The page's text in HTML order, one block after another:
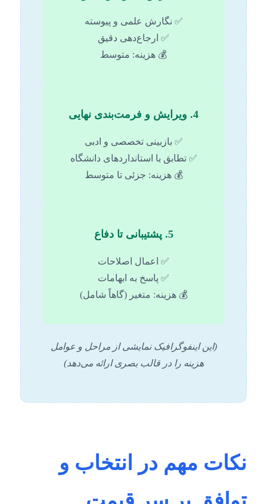
✅ نگارش علمی و پیوسته
✅ ارجاع‌دهی دقیق
💰 هزینه: متوسط
4. ویرایش و فرمت‌بندی نهایی
✅ بازبینی تخصصی و ادبی
✅ تطابق با استانداردهای دانشگاه
💰 هزینه: جزئی تا متوسط
5. پشتیبانی تا دفاع
✅ اعمال اصلاحات
✅ پاسخ به ابهامات
💰 هزینه: متغیر (گاهاً شامل)
(این اینفوگرافیک نمایشی از مراحل و عوامل
هزینه را در قالب بصری ارائه می‌دهد)
نکات مهم در انتخاب و